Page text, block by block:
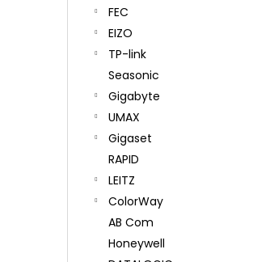
FEC
EIZO
TP-link
Seasonic
Gigabyte
UMAX
Gigaset
RAPID
LEITZ
ColorWay
AB Com
Honeywell